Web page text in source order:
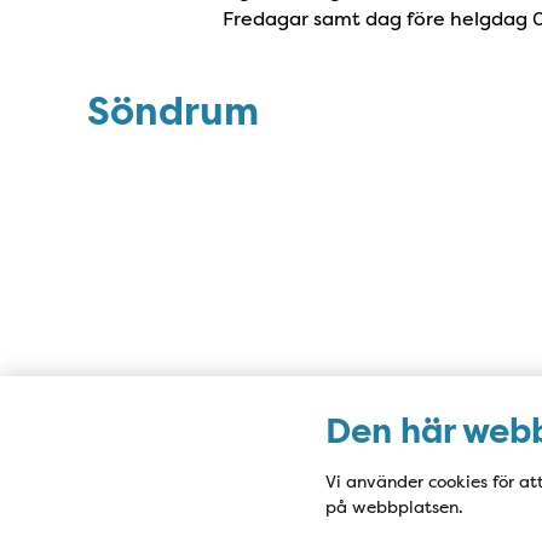
Den här
Vi använder cookies för
på webbplatsen.
Fredagar samt dag före helgdag
Söndrum